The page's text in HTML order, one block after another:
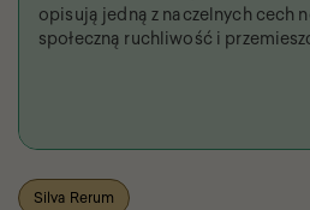
opisują jedną z naczelnych cech
społeczną ruchliwość i
Silva Rerum